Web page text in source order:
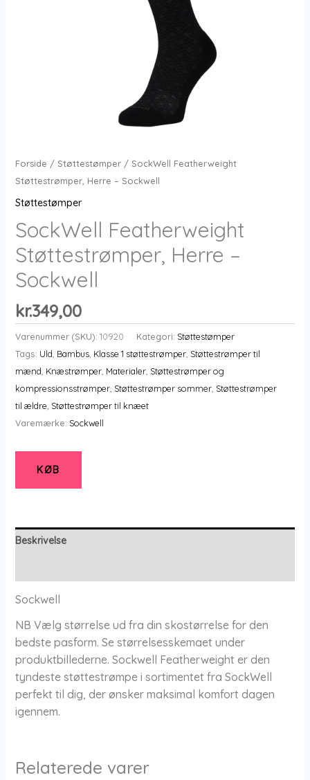
Forside / Støttestømper/ SockWell Featherweight
Støttestrømper, Herre – Sockwell
Støttestømper
SockWell Featherweight
Støttestrømper, Herre –
Sockwell
kr.349,00
Varenummer (SKU): 10920 Kategori: Støttestømper
Tags: Uld, Bambus, Klasse 1 støttestrømper, Støttestrømper til
mænd, Knæstrømper, Materialer, Støttestrømper og
kompressionsstrømper, Støttestrømper sommer, Støttestrømper
til ældre, Støttestrømper til knæet
Varemærke: Sockwell
KØB
Beskrivelse
Sockwell
NB Vælg størrelse ud fra din skostørrelse for den
bedste pasform. Se størrelsesskemaet under
produktbillederne. Sockwell Featherweight er den
tyndeste støttestrømpe i sortimentet fra SockWell
perfekt til dig, der ønsker maksimal komfort dagen
igennem.
Relaterede varer